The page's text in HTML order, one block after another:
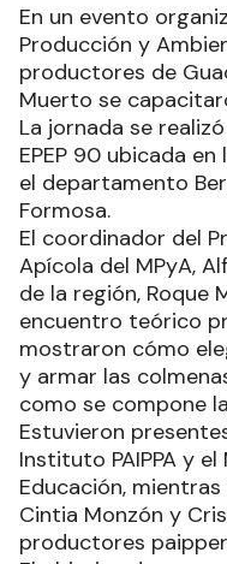
En un evento
Producción y
productores de
Muerto se
La jornada se
EPEP 90 ubicada
el departamento
Formosa.
El coordinador del
Apícola del MPyA,
de la región, Roque
encuentro teórico
mostraron cómo
y armar las
como se compone
Estuvieron
Instituto PAIPPA y
Educación,
Cintia Monzón y
productores